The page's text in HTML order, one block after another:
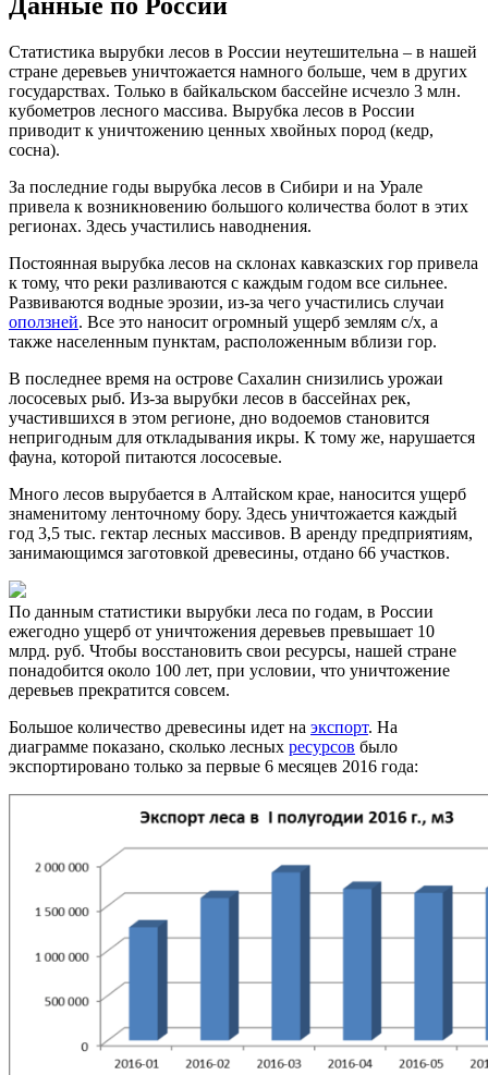
Статистика вырубки лесов в России неутешительна – в нашей
стране деревьев уничтожается намного больше, чем в других
государствах. Только в байкальском бассейне исчезло 3 млн.
кубометров лесного массива. Вырубка лесов в России
приводит к уничтожению ценных хвойных пород (кедр,
сосна).
За последние годы вырубка лесов в Сибири и на Урале
привела к возникновению большого количества болот в этих
регионах. Здесь участились наводнения.
Постоянная вырубка лесов на склонах кавказских гор привела
к тому, что реки разливаются с каждым годом все сильнее.
Развиваются водные эрозии, из-за чего участились случаи
оползней. Все это наносит огромный ущерб землям с/х, а
также населенным пунктам, расположенным вблизи гор.
В последнее время на острове Сахалин снизились урожаи
лососевых рыб. Из-за вырубки лесов в бассейнах рек,
участившихся в этом регионе, дно водоемов становится
непригодным для откладывания икры. К тому же, нарушается
фауна, которой питаются лососевые.
Много лесов вырубается в Алтайском крае, наносится ущерб
знаменитому ленточному бору. Здесь уничтожается каждый
год 3,5 тыс. гектар лесных массивов. В аренду предприятиям,
занимающимся заготовкой древесины, отдано 66 участков.
По данным статистики вырубки леса по годам, в России
ежегодно ущерб от уничтожения деревьев превышает 10
млрд. руб. Чтобы восстановить свои ресурсы, нашей стране
понадобится около 100 лет, при условии, что уничтожение
деревьев прекратится совсем.
Большое количество древесины идет на экспорт. На
диаграмме показано, сколько лесных ресурсов было
экспортировано только за первые 6 месяцев 2016 года: